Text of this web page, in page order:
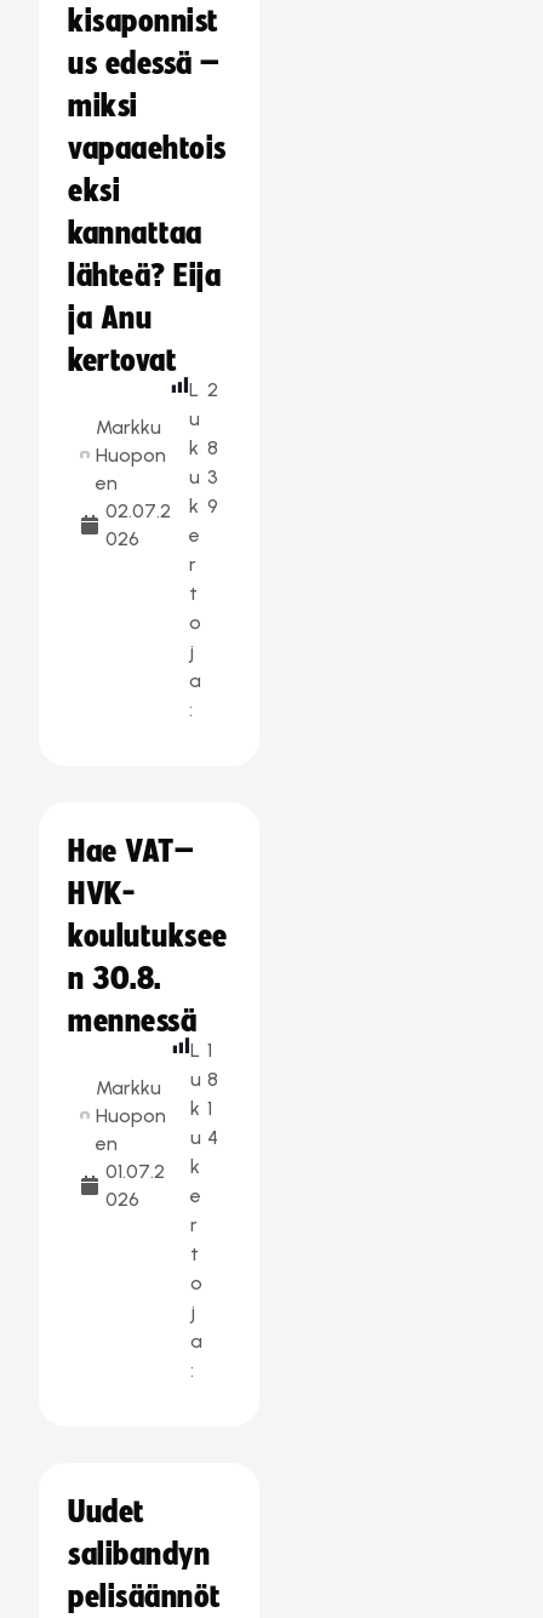
kisaponnist
us edessä –
miksi
vapaaehtois
eksi
kannattaa
lähteä? Eija
ja Anu
kertovat
Markku
Huopon
en
02.07.2
026
L
u
k
u
k
e
r
t
o
j
a
:
2
8
3
9
Hae VAT–
HVK-
koulutuksee
n 30.8.
mennessä
Markku
Huopon
en
01.07.2
026
L
u
k
u
k
e
r
t
o
j
a
:
1
8
1
4
Uudet
salibandyn
pelisäännöt